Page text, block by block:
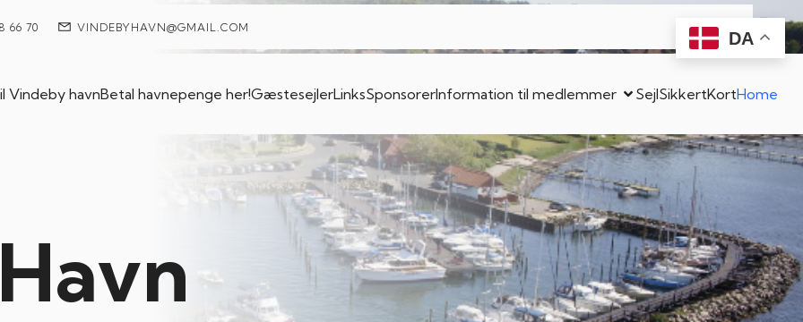
66 70 VINDEBYHAVN@GMAIL.COM
Vindeby havnBetal havnepenge her!GæstesejlerLinksSponsorerInformation til medlemmer SejlSikkertKortHome
DA